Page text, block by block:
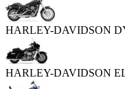
HARLEY-DAVIDSON
HARLEY-DAVIDSON